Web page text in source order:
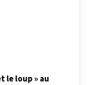
le loup » au